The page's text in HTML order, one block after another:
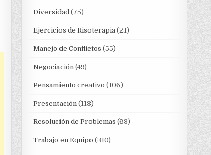
Diversidad(75)
Ejercicios de Risoterapia(21)
Manejo de Conflictos (55)
Negociación(49)
Pensamiento creativo (106)
Presentación(113)
Resolución de Problemas (63)
Trabajo en Equipo (310)